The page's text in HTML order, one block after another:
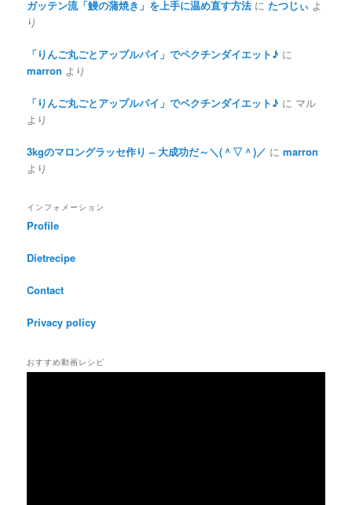
ガッテン流「鰻の蒲焼き」を上手に温め直す方法にたつじぃ よ
り
「りんご丸ごとアップルパイ」でペクチンダイエット♪ に
marron より
「りんご丸ごとアップルパイ」でペクチンダイエット♪ に マル
より
3kgのマロングラッセ作り – 大成功だ～＼(＾▽＾)／ にmarron
より
インフォメーション
Profile
Dietrecipe
Contact
Privacy policy
おすすめ動画レシピ